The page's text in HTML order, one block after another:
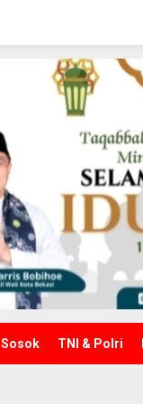
Sosok TNI & Polri